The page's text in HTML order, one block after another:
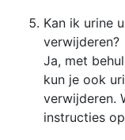
Kan ik urine
verwijderen?
Ja, met
kun je ook
verwijderen.
instructies